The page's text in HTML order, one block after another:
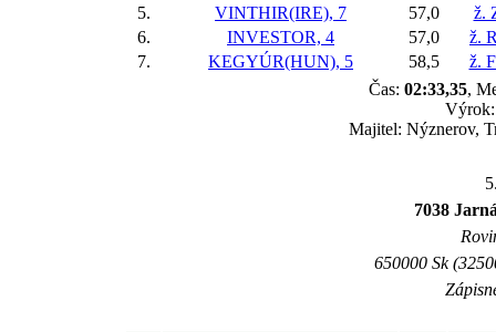
5.
VINTHIR(IRE), 7 57,0
ž.
6.
INVESTOR, 4 57,0
ž.
7.
KEGYÚR(HUN), 5 58,5
ž.
Čas: 02:33,35,
Výrok:
Majitel: Nýznerov,
7038
650000 Sk